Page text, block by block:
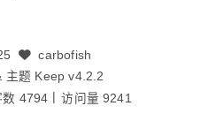
carbofish
主题 Keep v4.2.2
4794 访问量 9241